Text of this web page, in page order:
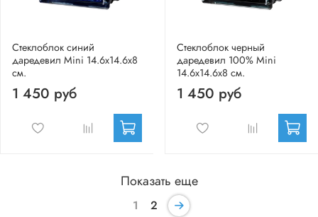
Стеклоблок синий
даредевил Mini 14.6x14.6x8
см.
1 450 руб
Стеклоблок черный
даредевил 100% Mini
14.6x14.6x8 см.
1 450 руб
Показать еще
1 2